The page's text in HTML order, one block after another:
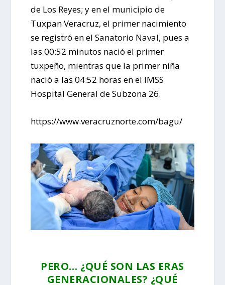
de Los Reyes; y en el municipio de
Tuxpan Veracruz, el primer nacimiento
se registró en el Sanatorio Naval, pues a
las 00:52 minutos nació el primer
tuxpeño, mientras que la primer niña
nació a las 04:52 horas en el IMSS
Hospital General de Subzona 26.
https://www.veracruznorte.com/bagu/
PERO… ¿QUÉ SON LAS ERAS
GENERACIONALES? ¿QUÉ